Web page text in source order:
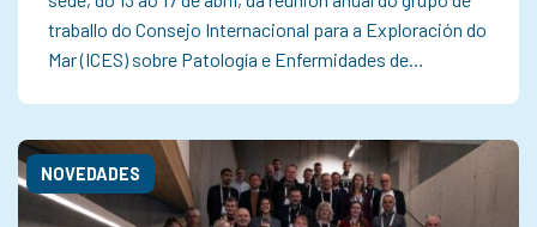
traballo do Consejo Internacional para a Exploración do
Mar (ICES) sobre Patología e Enfermidades de…
NOVEDADES